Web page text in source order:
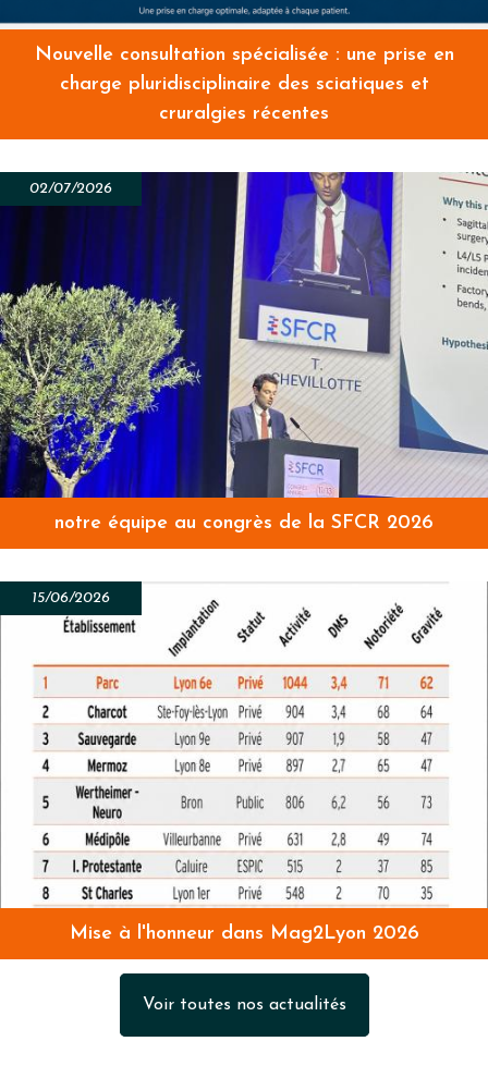
Nouvelle consultation spécialisée : une prise en
charge pluridisciplinaire des sciatiques et
cruralgies récentes
notre équipe au congrès de la SFCR 2026
02/07/2026
Mise à l'honneur dans Mag2Lyon 2026
15/06/2026
Voir toutes nos actualités